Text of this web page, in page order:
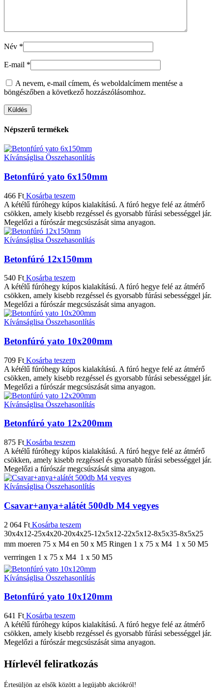
Név *
E-mail *
A nevem, e-mail címem, és weboldalcímem mentése a
böngészőben a következő hozzászólásomhoz.
Népszerű termékek
Kívánságlisa Összehasonlítás
Betonfúró yato 6x150mm
466 Ft Kosárba teszem
A kétélű fúróhegy kúpos kialakítású. A fúró hegye felé az átmérő
csökken, amely kisebb rezgéssel és gyorsabb fúrási sebességgel jár.
Megelőzi a fúrószár megcsúszását sima anyagon.
Kívánságlisa Összehasonlítás
Betonfúró 12x150mm
540 Ft Kosárba teszem
A kétélű fúróhegy kúpos kialakítású. A fúró hegye felé az átmérő
csökken, amely kisebb rezgéssel és gyorsabb fúrási sebességgel jár.
Megelőzi a fúrószár megcsúszását sima anyagon.
Kívánságlisa Összehasonlítás
Betonfúró yato 10x200mm
709 Ft Kosárba teszem
A kétélű fúróhegy kúpos kialakítású. A fúró hegye felé az átmérő
csökken, amely kisebb rezgéssel és gyorsabb fúrási sebességgel jár.
Megelőzi a fúrószár megcsúszását sima anyagon.
Kívánságlisa Összehasonlítás
Betonfúró yato 12x200mm
875 Ft Kosárba teszem
A kétélű fúróhegy kúpos kialakítású. A fúró hegye felé az átmérő
csökken, amely kisebb rezgéssel és gyorsabb fúrási sebességgel jár.
Megelőzi a fúrószár megcsúszását sima anyagon.
Kívánságlisa Összehasonlítás
Csavar+anya+alátét 500db M4 vegyes
2 064 Ft Kosárba teszem
30x4x12-25x4x20-20x4x25-12x5x12-22x5x12-8x5x35-8x5x25
mm moeren 75 x M4 en 50 x M5 Ringen 1 x 75 x M4  1 x 50 M5
verrringen 1 x 75 x M4  1 x 50 M5
Kívánságlisa Összehasonlítás
Betonfúró yato 10x120mm
641 Ft Kosárba teszem
A kétélű fúróhegy kúpos kialakítású. A fúró hegye felé az átmérő
csökken, amely kisebb rezgéssel és gyorsabb fúrási sebességgel jár.
Megelőzi a fúrószár megcsúszását sima anyagon.
Hírlevél feliratkozás
Értesüljön az elsők között a legújabb akciókról!